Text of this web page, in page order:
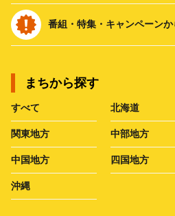
番組・特集・キャンペーン
まちから探す
すべて 北海道
関東地方 中部地方
中国地方 四国地方
沖縄